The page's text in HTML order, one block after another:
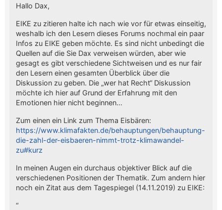
Hallo Dax,
EIKE zu zitieren halte ich nach wie vor für etwas einseitig,
weshalb ich den Lesern dieses Forums nochmal ein paar
Infos zu EIKE geben möchte. Es sind nicht unbedingt die
Quellen auf die Sie Dax verweisen würden, aber wie
gesagt es gibt verschiedene Sichtweisen und es nur fair
den Lesern einen gesamten Überblick über die
Diskussion zu geben. Die „wer hat Recht“ Diskussion
möchte ich hier auf Grund der Erfahrung mit den
Emotionen hier nicht beginnen…
Zum einen ein Link zum Thema Eisbären:
https://www.klimafakten.de/behauptungen/behauptung-
die-zahl-der-eisbaeren-nimmt-trotz-klimawandel-
zu#kurz
In meinen Augen ein durchaus objektiver Blick auf die
verschiedenen Positionen der Thematik. Zum andern hier
noch ein Zitat aus dem Tagespiegel (14.11.2019) zu EIKE:
“